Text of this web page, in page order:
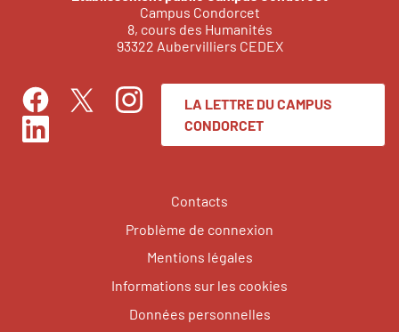
Campus Condorcet
8, cours des Humanités
93322 Aubervilliers CEDEX
FacebookTwitterInstagram
LinkedIn
LA LETTRE DU CAMPUS
CONDORCET
Contacts
Problème de connexion
Mentions légales
Informations sur les cookies
Données personnelles